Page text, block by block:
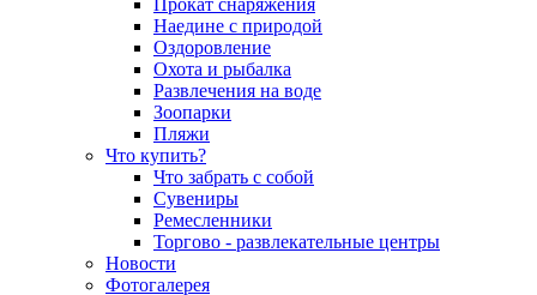
Прокат снаряжения
Наедине с природой
Оздоровление
Охота и рыбалка
Развлечения на воде
Зоопарки
Пляжи
Что купить?
Что забрать с собой
Сувениры
Ремесленники
Торгово - развлекательные центры
Новости
Фотогалерея